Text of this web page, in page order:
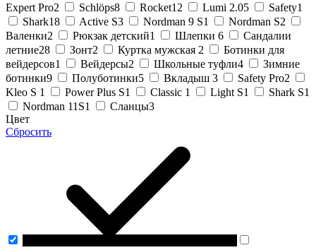
Expert Pro2 Schlöps8 Rocket12 Lumi 2.05 Safety1
Shark18 Active S3 Nordman 9 S1 Nordman S2
Валенки2 Рюкзак детский1 Шлепки 6
Сандалии
летние28 Зонт2 Куртка мужская 2
Ботинки для
вейдерсов1 Вейдерсы2 Школьные туфли4
Зимние
ботинки9 Полуботинки5 Вкладыш 3 Safety Pro2
Kleo S 1 Power Plus S1 Classic 1 Light S1 Shark S1
Nordman 11S1 Сланцы3
Цвет
Сбросить